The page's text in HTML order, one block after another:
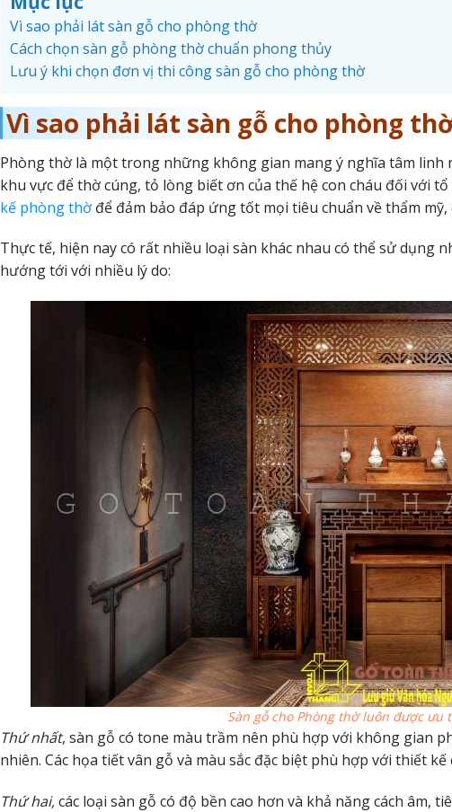
Vì sao phải lát sàn gỗ cho phòng thờ
Cách chọn sàn gỗ phòng thờ chuẩn phong thủy
Lưu ý khi chọn đơn vị thi công sàn gỗ cho phòng thờ
Vì sao phải lát sàn gỗ cho phòng
Phòng thờ là một trong những không gian mang ý nghĩa tâm
khu vực để thờ cúng, tỏ lòng biết ơn của thế hệ con cháu đối với
kế phòng thờ để đảm bảo đáp ứng tốt mọi tiêu chuẩn về thẩm
Thực tế, hiện nay có rất nhiều loại sàn khác nhau có thể sử dụng
hướng tới với nhiều lý do:
Sàn gỗ cho Phòng thờ luôn được ưu
Thứ nhất, sàn gỗ có tone màu trầm nên phù hợp với không gian
nhiên. Các họa tiết vân gỗ và màu sắc đặc biệt phù hợp với thiết
Thứ hai,các loại sàn gỗ có độ bền cao hơn và khả năng cách